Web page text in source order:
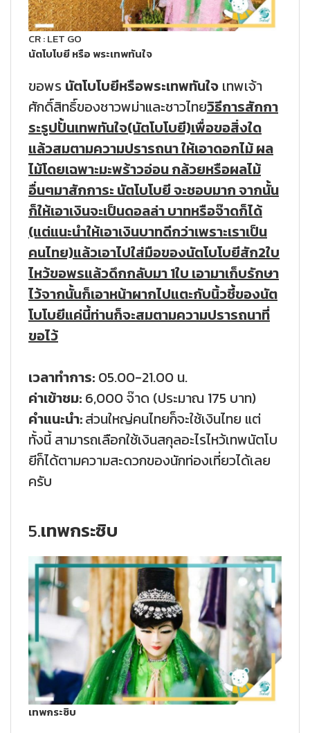
CR : LET GO
นัตโบโบยี หรือ พระเทพทันใจ
ขอพร นัตโบโบยีหรือพระเทพทันใจ เทพเจ้า
ศักดิ์สิทธิ์ของชาวพม่าและชาวไทยวิธีการสักกา
ระรูปปั้นเทพทันใจ(นัตโบโบยี)เพื่อขอสิ่งใด
แล้วสมตามความปรารถนา ให้เอาดอกไม้ ผล
ไม้โดยเฉพาะมะพร้าวอ่อน กล้วยหรือผลไม้
อื่นๆมาสักการะ นัตโบโบยี จะชอบมาก จากนั้น
ก็ให้เอาเงินจะเป็นดอลล่า บาทหรือจ๊าดก็ได้
(แต่แนะนำให้เอาเงินบาทดีกว่าเพราะเราเป็น
คนไทย)แล้วเอาไปใส่มือของนัตโบโบยีสัก2ใบ
ไหว้ขอพรแล้วดึกกลับมา 1ใบ เอามาเก็บรักษา
ไว้จากนั้นก็เอาหน้าผากไปแตะกับนิ้วชี้ของนัต
โบโบยีแค่นี้ท่านก็จะสมตามความปรารถนาที่
ขอไว้
เวลาทำการ: 05.00-21.00 น.
ค่าเข้าชม: 6,000 จ๊าด (ประมาณ 175 บาท)
คำแนะนำ:ส่วนใหญ่คนไทยก็จะใช้เงินไทย แต่
ทั้งนี้ สามารถเลือกใช้เงินสกุลอะไรไหว้เทพนัตโบ
ยีก็ได้ตามความสะดวกของนักท่องเที่ยวได้เลย
ครับ
5.เทพกระซิบ
เทพกระซิบ